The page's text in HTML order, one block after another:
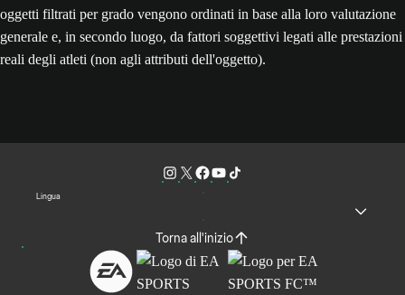
oggetti filtrati per grado vengono ordinati in base alla loro valutazione
generale e, in secondo luogo, da fattori soggettivi legati alle prestazioni
reali degli atleti (non agli attributi dell'oggetto).
Lingua
Torna all'inizio